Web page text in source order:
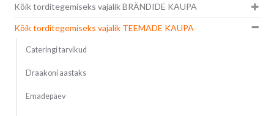
Kõik torditegemiseks vajalik BRÄNDIDE KAUPA
Kõik torditegemiseks vajalik TEEMADE KAUPA
Cateringi tarvikud
Draakoni aastaks
Emadepäev